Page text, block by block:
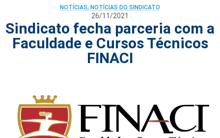
NOTÍCIAS, NOTÍCIAS DO SINDICATO
26/11/2021
Sindicato fecha parceria com a
Faculdade e Cursos Técnicos
FINACI